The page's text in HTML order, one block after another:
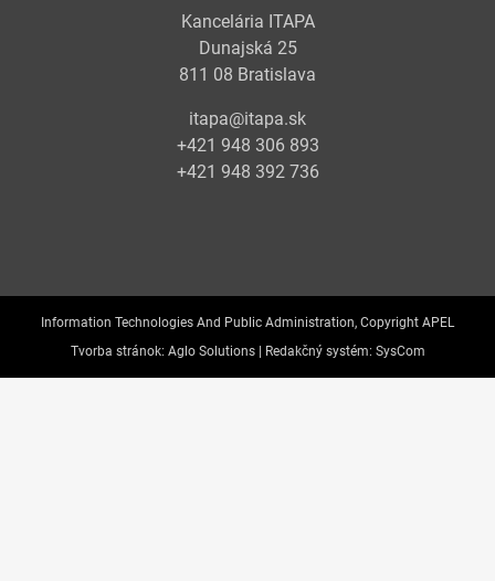
Kancelária ITAPA
Dunajská 25
811 08 Bratislava
itapa@itapa.sk
+421 948 306 893
+421 948 392 736
Information Technologies And Public Administration, Copyright APEL
Tvorba stránok: Aglo Solutions | Redakčný systém: SysCom